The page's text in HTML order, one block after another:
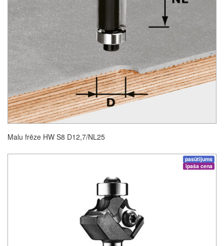
Malu frēze HW S8 D12,7/NL25
pasūtījums
īpaša cena